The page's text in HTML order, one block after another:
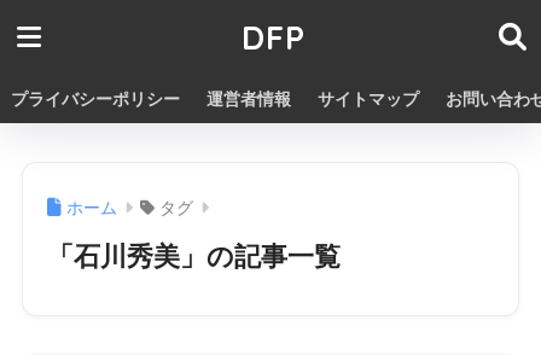
DFP
プライバシーポリシー 運営者情報 サイトマップ お問い合わ
ホーム タグ
「石川秀美」の記事一覧